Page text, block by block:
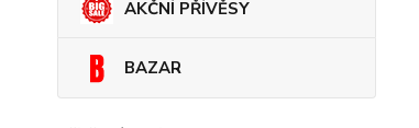
AKČNÍ PŘÍVĚSY
BAZAR